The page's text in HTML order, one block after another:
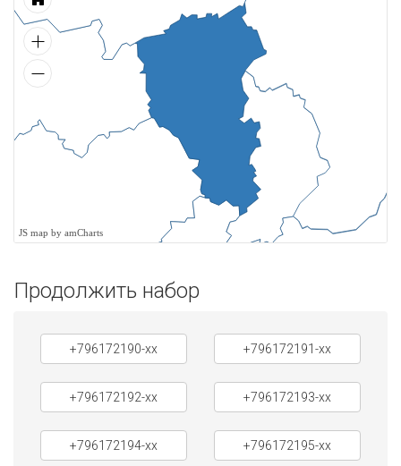
JS map by amCharts
Продолжить набор
+796172190-xx +796172191-xx
+796172192-xx +796172193-xx
+796172194-xx +796172195-xx